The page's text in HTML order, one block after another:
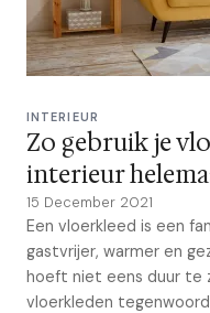
INTERIEUR
Zo gebruik je
interieur
15 December 2021
Een vloerkleed is een
gastvrijer, warmer en
hoeft niet eens duur te
vloerkleden